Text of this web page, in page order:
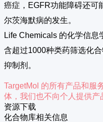
癌症，EGFR功能障碍还可
尔茨海默病的发生。
Life Chemicals 的化学信
含超过1000种类药筛选化
抑制剂。
TargetMol 的所有产品和服
体，我们也不向个人提供产
资源下载
化合物库相关信息